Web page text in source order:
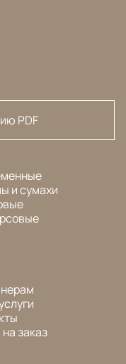
PDF
и сумахи
заказ